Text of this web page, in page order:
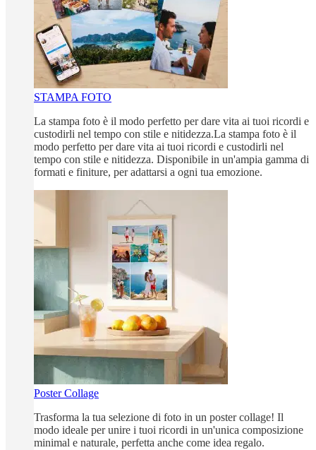
STAMPA FOTO
La stampa foto è il modo perfetto per dare vita ai tuoi ricordi e
custodirli nel tempo con stile e nitidezza.La stampa foto è il
modo perfetto per dare vita ai tuoi ricordi e custodirli nel
tempo con stile e nitidezza. Disponibile in un'ampia gamma di
formati e finiture, per adattarsi a ogni tua emozione.
Poster Collage
Trasforma la tua selezione di foto in un poster collage! Il
modo ideale per unire i tuoi ricordi in un'unica composizione
minimal e naturale, perfetta anche come idea regalo.